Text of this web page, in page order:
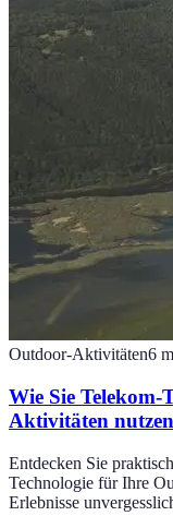
Outdoor-Aktivitäten6
Wie Sie
Aktivitäten
Entdecken Sie
Technologie für Ihre
Erlebnisse